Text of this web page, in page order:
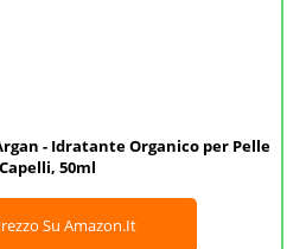
- Idratante Organico per Pelle
50ml
Su Amazon.it